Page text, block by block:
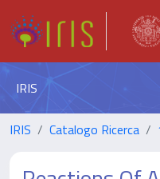
IRIS
IRIS Catalogo Ricerca